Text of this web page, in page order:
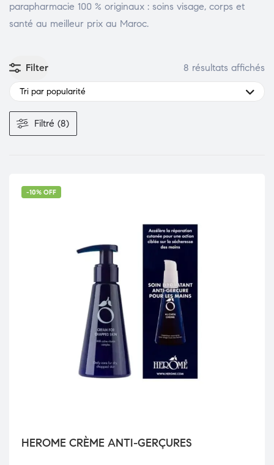
parapharmacie 100 % originaux : soins visage, corps et
santé au meilleur prix au Maroc.
Filter 8 résultats affichés
Tri par popularité
Filtré (8)
-10% OFF
HEROME CRÈME ANTI-GERÇURES